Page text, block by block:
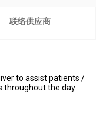
联络供应商
to assist patients /
the day.